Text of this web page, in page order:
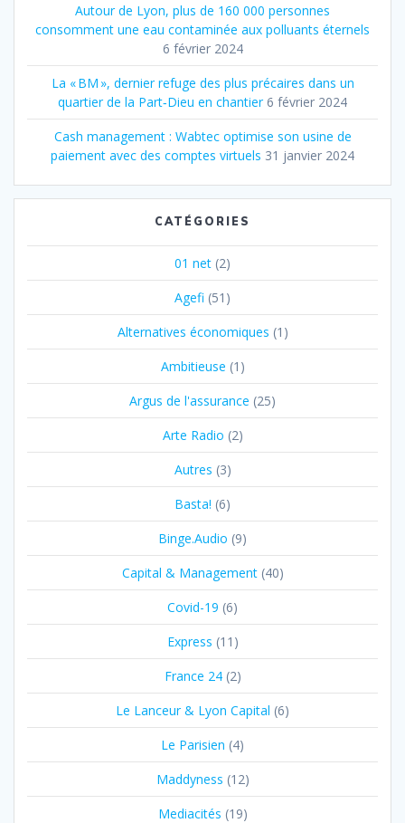
Autour de Lyon, plus de 160 000 personnes
consomment une eau contaminée aux polluants éternels
6 février 2024
La « BM », dernier refuge des plus précaires dans un
quartier de la Part‐Dieu en chantier 6 février 2024
Cash management : Wabtec optimise son usine de
paiement avec des comptes virtuels 31 janvier 2024
CATÉGORIES
01 net (2)
Agefi (51)
Alternatives économiques (1)
Ambitieuse (1)
Argus de l'assurance (25)
Arte Radio (2)
Autres (3)
Basta! (6)
Binge.Audio (9)
Capital & Management(40)
Covid-19 (6)
Express (11)
France 24(2)
Le Lanceur & Lyon Capital (6)
Le Parisien (4)
Maddyness (12)
Mediacités (19)